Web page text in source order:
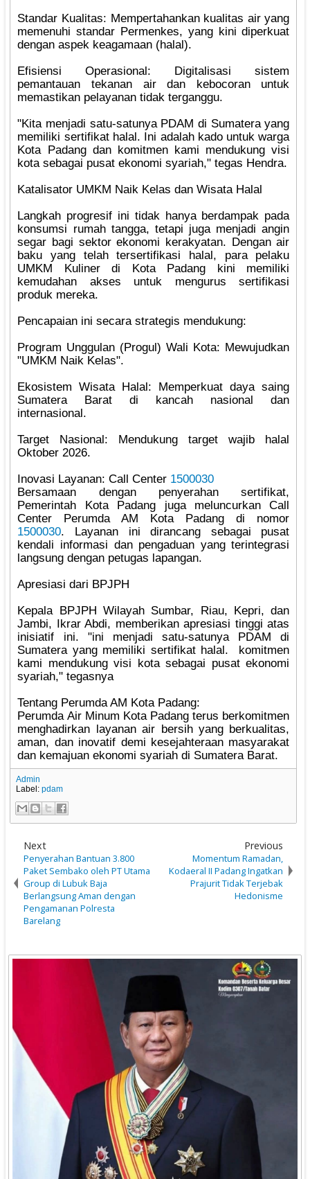
‎Standar Kualitas: Mempertahankan kualitas air yang
memenuhi standar Permenkes, yang kini diperkuat
dengan aspek keagamaan (halal).
‎Efisiensi Operasional: Digitalisasi sistem
pemantauan tekanan air dan kebocoran untuk
memastikan pelayanan tidak terganggu.
‎"Kita menjadi satu-satunya PDAM di Sumatera yang
memiliki sertifikat halal. Ini adalah kado untuk warga
Kota Padang dan komitmen kami mendukung visi
kota sebagai pusat ekonomi syariah," tegas Hendra.
‎Katalisator UMKM Naik Kelas dan Wisata Halal
‎Langkah progresif ini tidak hanya berdampak pada
konsumsi rumah tangga, tetapi juga menjadi angin
segar bagi sektor ekonomi kerakyatan. Dengan air
baku yang telah tersertifikasi halal, para pelaku
UMKM Kuliner di Kota Padang kini memiliki
kemudahan akses untuk mengurus sertifikasi
produk mereka.
‎Pencapaian ini secara strategis mendukung:
‎Program Unggulan (Progul) Wali Kota: Mewujudkan
"UMKM Naik Kelas".
‎Ekosistem Wisata Halal: Memperkuat daya saing
Sumatera Barat di kancah nasional dan
internasional.
‎Target Nasional: Mendukung target wajib halal
Oktober 2026.
‎Inovasi Layanan: Call Center 1500030
‎Bersamaan dengan penyerahan sertifikat,
Pemerintah Kota Padang juga meluncurkan Call
Center Perumda AM Kota Padang di nomor
1500030. Layanan ini dirancang sebagai pusat
kendali informasi dan pengaduan yang terintegrasi
langsung dengan petugas lapangan.
‎Apresiasi dari BPJPH
‎Kepala BPJPH Wilayah Sumbar, Riau, Kepri, dan
Jambi, Ikrar Abdi, memberikan apresiasi tinggi atas
inisiatif ini. "ini menjadi satu-satunya PDAM di
Sumatera yang memiliki sertifikat halal. komitmen
kami mendukung visi kota sebagai pusat ekonomi
syariah," tegasnya
‎Tentang Perumda AM Kota Padang:
‎Perumda Air Minum Kota Padang terus berkomitmen
menghadirkan layanan air bersih yang berkualitas,
aman, dan inovatif demi kesejahteraan masyarakat
dan kemajuan ekonomi syariah di Sumatera Barat.
Admin
Label:pdam
Next
Penyerahan Bantuan 3.800
Paket Sembako oleh PT Utama
Group di Lubuk Baja
Berlangsung Aman dengan
Pengamanan Polresta
Barelang
Previous
Momentum Ramadan,
Kodaeral II Padang Ingatkan
Prajurit Tidak Terjebak
Hedonisme